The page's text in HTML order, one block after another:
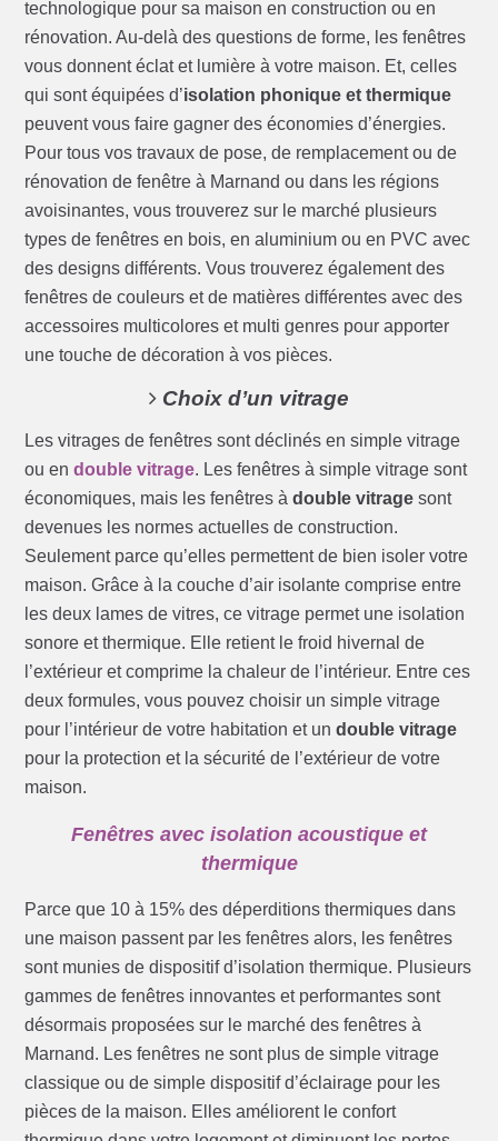
technologique pour sa maison en construction ou en
rénovation. Au-delà des questions de forme, les fenêtres
vous donnent éclat et lumière à votre maison. Et, celles
qui sont équipées d’isolation phonique et thermique
peuvent vous faire gagner des économies d’énergies.
Pour tous vos travaux de pose, de remplacement ou de
rénovation de fenêtre à Marnand ou dans les régions
avoisinantes, vous trouverez sur le marché plusieurs
types de fenêtres en bois, en aluminium ou en PVC avec
des designs différents. Vous trouverez également des
fenêtres de couleurs et de matières différentes avec des
accessoires multicolores et multi genres pour apporter
une touche de décoration à vos pièces.
Choix d’un vitrage
Les vitrages de fenêtres sont déclinés en simple vitrage
ou endouble vitrage. Les fenêtres à simple vitrage sont
économiques, mais les fenêtres àdouble vitrage sont
devenues les normes actuelles de construction.
Seulement parce qu’elles permettent de bien isoler votre
maison. Grâce à la couche d’air isolante comprise entre
les deux lames de vitres, ce vitrage permet une isolation
sonore et thermique. Elle retient le froid hivernal de
l’extérieur et comprime la chaleur de l’intérieur. Entre ces
deux formules, vous pouvez choisir un simple vitrage
pour l’intérieur de votre habitation et undouble vitrage
pour la protection et la sécurité de l’extérieur de votre
maison.
Fenêtres avec isolation acoustique et
thermique
Parce que 10 à 15% des déperditions thermiques dans
une maison passent par les fenêtres alors, les fenêtres
sont munies de dispositif d’isolation thermique. Plusieurs
gammes de fenêtres innovantes et performantes sont
désormais proposées sur le marché des fenêtres à
Marnand. Les fenêtres ne sont plus de simple vitrage
classique ou de simple dispositif d’éclairage pour les
pièces de la maison. Elles améliorent le confort